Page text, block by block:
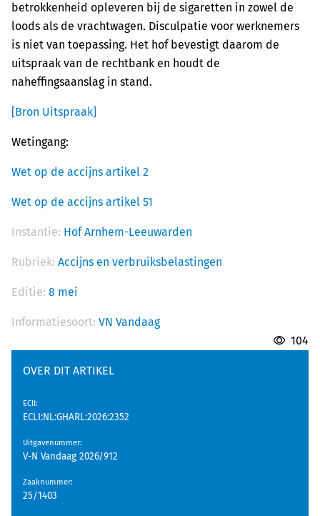
betrokkenheid opleveren bij de sigaretten in zowel de
loods als de vrachtwagen. Disculpatie voor werknemers
is niet van toepassing. Het hof bevestigt daarom de
uitspraak van de rechtbank en houdt de
naheffingsaanslag in stand.
[Bron Uitspraak]
Wetingang:
Wet op de accijns artikel 2
Wet op de accijns artikel 51
Instantie: Hof Arnhem-Leeuwarden
Rubriek: Accijns en verbruiksbelastingen
Editie: 8 mei
Informatiesoort: VN Vandaag
104
OVER DIT ARTIKEL
EClI:
ECLI:NL:GHARL:2026:2352
Uitgavenummer:
V-N Vandaag 2026/912
Zaaknummer:
25/1403